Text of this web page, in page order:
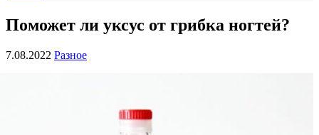
Поможет ли уксус от грибка ногтей?
7.08.2022 Разное